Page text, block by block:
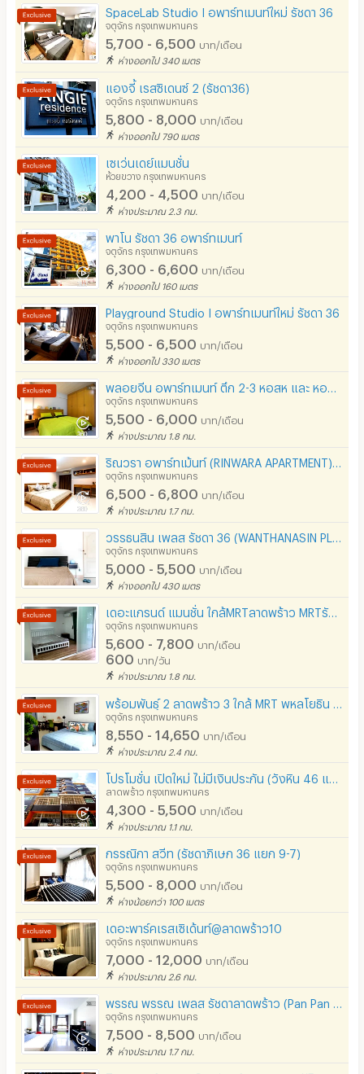
เคเบิลทีวี / ดาวเทียม
มีระบบรักษาความปลอดภัย (keycard)
มีระบบรักษาความปลอดภัย (สแกนลายนิ้วมือ)
กล้องวงจรปิด (CCTV)
ร้านขายอาหาร
ร้านค้า สะดวกซื้อ
ร้านซัก-รีด / มีบริการเครื่องซักผ้า
ร้านทำผม-เสริมสวย
SpaceLab Studio I อพาร์ทเมนท์ใหม่ รัชดา 36
จตุจักร กรุงเทพมหานคร
5,700 - 6,500 บาท/เดือน
ห่างออกไป 340 เมตร
แองจี้ เรสซิเดนซ์ 2 (รัชดา36)
จตุจักร กรุงเทพมหานคร
5,800 - 8,000 บาท/เดือน
ห่างออกไป 790 เมตร
เซเว่นเดย์แมนชั่น
ห้วยขวาง กรุงเทพมหานคร
4,200 - 4,500 บาท/เดือน
ห่างประมาณ 2.3 กม.
พาโน รัชดา 36 อพาร์ทเมนท์
จตุจักร กรุงเทพมหานคร
6,300 - 6,600 บาท/เดือน
ห่างออกไป 160 เมตร
Playground Studio I อพาร์ทเมนท์ใหม่ รัชดา 36
จตุจักร กรุงเทพมหานคร
5,500 - 6,500 บาท/เดือน
ห่างออกไป 330 เมตร
จตุจักร กรุงเทพมหานคร
5,500 - 6,000 บาท/เดือน
ห่างประมาณ 1.8 กม.
จตุจักร กรุงเทพมหานคร
6,500 - 6,800 บาท/เดือน
ห่างประมาณ 1.7 กม.
จตุจักร กรุงเทพมหานคร
5,000 - 5,500 บาท/เดือน
ห่างออกไป 430 เมตร
เดอะแกรนด์ แมนชั่น ใกล้MRTลาดพร้าว MRTรัชดา MRTพหลโยธิน
จตุจักร กรุงเทพมหานคร
5,600 - 7,800 บาท/เดือน
600 บาท/วัน
ห่างประมาณ 1.8 กม.
จตุจักร กรุงเทพมหานคร
8,550 - 14,650 บาท/เดือน
ห่างประมาณ 2.4 กม.
ลาดพร้าว กรุงเทพมหานคร
4,300 - 5,500 บาท/เดือน
ห่างประมาณ 1.1 กม.
กรรณิกา สวีท (รัชดาภิเษก 36 แยก 9-7)
จตุจักร กรุงเทพมหานคร
5,500 - 8,000 บาท/เดือน
ห่างน้อยกว่า 100 เมตร
เดอะพาร์คเรสเซิเด้นท์@ลาดพร้าว10
จตุจักร กรุงเทพมหานคร
7,000 - 12,000 บาท/เดือน
ห่างประมาณ 2.6 กม.
จตุจักร กรุงเทพมหานคร
7,500 - 8,500 บาท/เดือน
ห่างประมาณ 1.7 กม.